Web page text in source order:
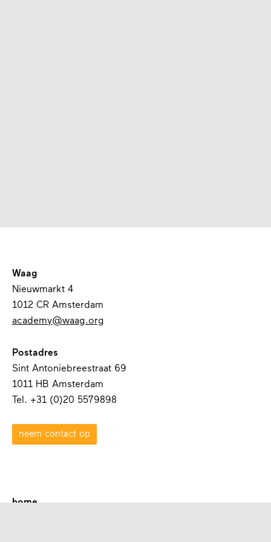
Waag
Nieuwmarkt 4
1012 CR Amsterdam
academy@waag.org
Postadres
Sint Antoniebreestraat 69
1011 HB Amsterdam
Tel. +31 (0)20 5579898
neem contact op
home